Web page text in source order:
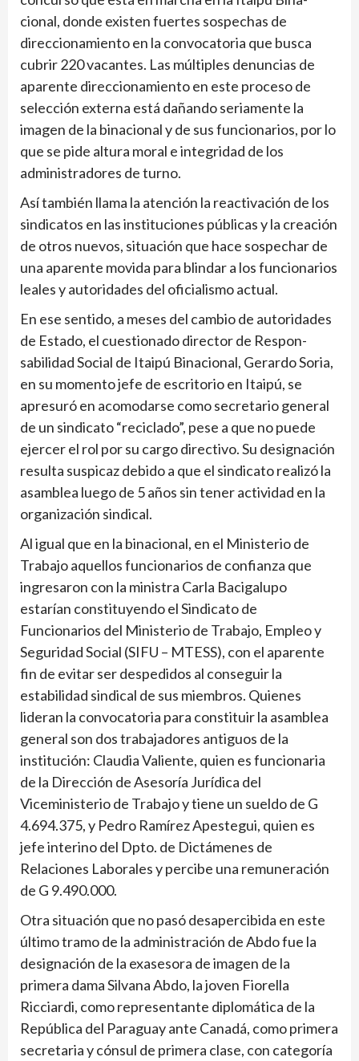
cional, donde existen fuer­tes sospechas de
direcciona­miento en la convocatoria que busca
cubrir 220 vacantes. Las múltiples denuncias de
aparente direccionamiento en este proceso de
selección externa está dañando seriamente la
imagen de la binacional y de sus funcionarios, por lo
que se pide altura moral e integridad de los
administradores de turno.
Así también llama la atención la reactivación de los
sindicatos en las instituciones públicas y la creación
de otros nuevos, situación que hace sospechar de
una aparente movida para blindar a los funcionarios
leales y autoridades del oficialismo actual.
En ese sentido, a meses del cambio de autoridades
de Estado, el cuestio­nado director de Respon­
sabilidad Social de Itaipú Binacional, Gerardo Soria,
en su momento jefe de escri­torio en Itaipú, se
apresuró en acomodarse como secre­tario general
de un sindi­cato “reciclado”, pese a que no puede
ejercer el rol por su cargo directivo. Su designación
resulta suspicaz debido a que el sindicato realizó la
asamblea luego de 5 años sin tener actividad en la
organización sindical.
Al igual que en la binacional, en el Ministerio de
Trabajo aquellos funcionarios de confianza que
ingresaron con la ministra Carla Bacigalupo
estarían constituyendo el Sindicato de
Funcionarios del Ministerio de Trabajo, Empleo y
Seguridad Social (SIFU – MTESS), con el aparente
fin de evitar ser despedidos al conseguir la
estabilidad sindical de sus miembros. Quienes
lideran la convocatoria para constituir la asamblea
general son dos trabajadores antiguos de la
institución: Claudia Valiente, quien es funcionaria
de la Dirección de Asesoría Jurídica del
Viceministerio de Trabajo y tiene un sueldo de G
4.694.375, y Pedro Ramírez Apestegui, quien es
jefe interino del Dpto. de Dictámenes de
Relaciones Laborales y percibe una remuneración
de G 9.490.000.
Otra situación que no pasó desapercibida en este
último tramo de la administración de Abdo fue la
designación de la exasesora de imagen de la
primera dama Silvana Abdo, la joven Fiorella
Ricciardi, como representante diplo­mática de la
República del Paraguay ante Canadá, como primera
secretaria y cónsul de primera clase, con categoría